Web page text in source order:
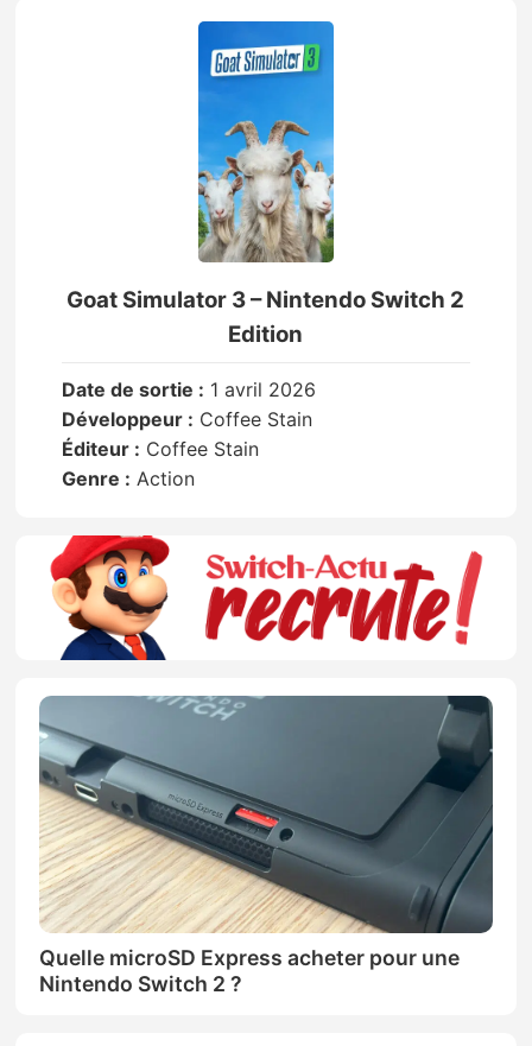
Goat Simulator 3 – Nintendo Switch 2
Edition
Date de sortie : 1 avril 2026
Développeur : Coffee Stain
Éditeur : Coffee Stain
Genre : Action
Quelle microSD Express acheter pour une
Nintendo Switch 2 ?